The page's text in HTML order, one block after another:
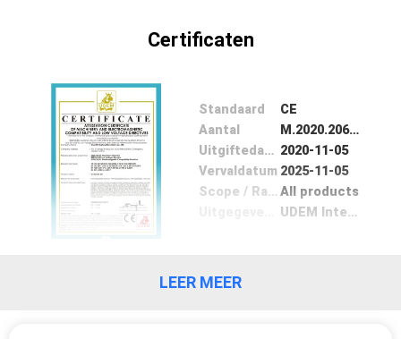
PRIVACYBELEIDCertificaten
Standaard
CE
Aantal
M.2020.206.C60077
Uitgiftedatum 2020-11-05
Vervaldatum 2025-11-05
Scope / Range All products
UDEM International Certification Auditing Training Centre Industry and Trade Inc. Co
LEER MEER